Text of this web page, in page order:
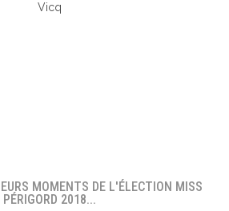
Vicq
MOMENTS DE L'ÉLECTION MISS
PÉRIGORD 2018...